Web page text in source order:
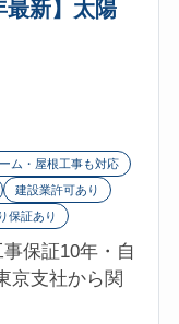
新】
電
池
コ
マ
イ
リ
ォ
参
最新】太陽
ム・屋根工事も対応
建設業許可あり
保証あり
保証10年・自
京支社から関